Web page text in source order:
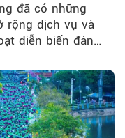
đã có những
rộng dịch vụ và
diễn biến đáng